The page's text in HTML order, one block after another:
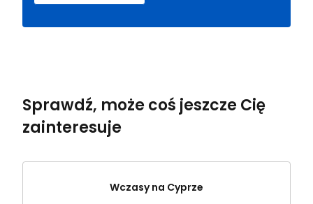
Sprawdź, może coś jeszcze Cię
zainteresuje
Wczasy na Cyprze